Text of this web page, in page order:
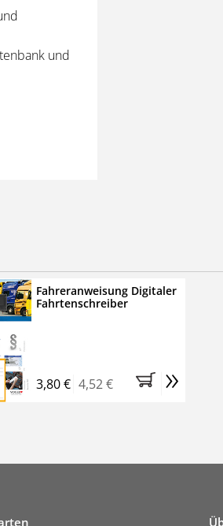
und
für zwei
2 Monaten
es
Fahreranweisung Digitaler
Fahrtenschreiber
3,80 € 4,52 € »